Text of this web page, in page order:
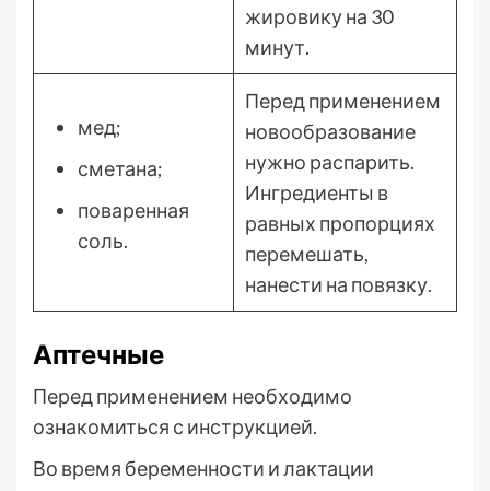
жировику на 30
минут.
мед;
сметана;
поваренная
соль.
Перед применением
новообразование
нужно распарить.
Ингредиенты в
равных пропорциях
перемешать,
нанести на повязку.
Аптечные
Перед применением необходимо
ознакомиться с инструкцией.
Во время беременности и лактации